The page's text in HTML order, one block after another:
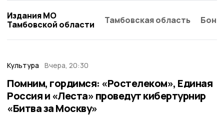
Издания МО
Тамбовской области
Тамбовская область
Культура Вчера, 20:30
Помним, гордимся: «Ростелеком», Единая
Россия и «Леста» проведут кибертурнир
«Битва за Москву»